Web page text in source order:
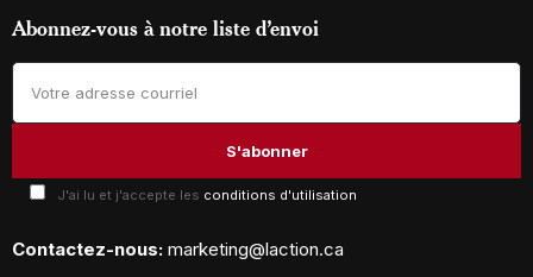
Abonnez-vous à notre liste d’envoi
J'ai lu et j'accepte les conditions d'utilisation
Contactez-nous: marketing@laction.ca